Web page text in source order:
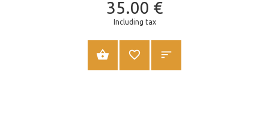
35.00 €
Including tax
SHTOJE NË SHPORTË